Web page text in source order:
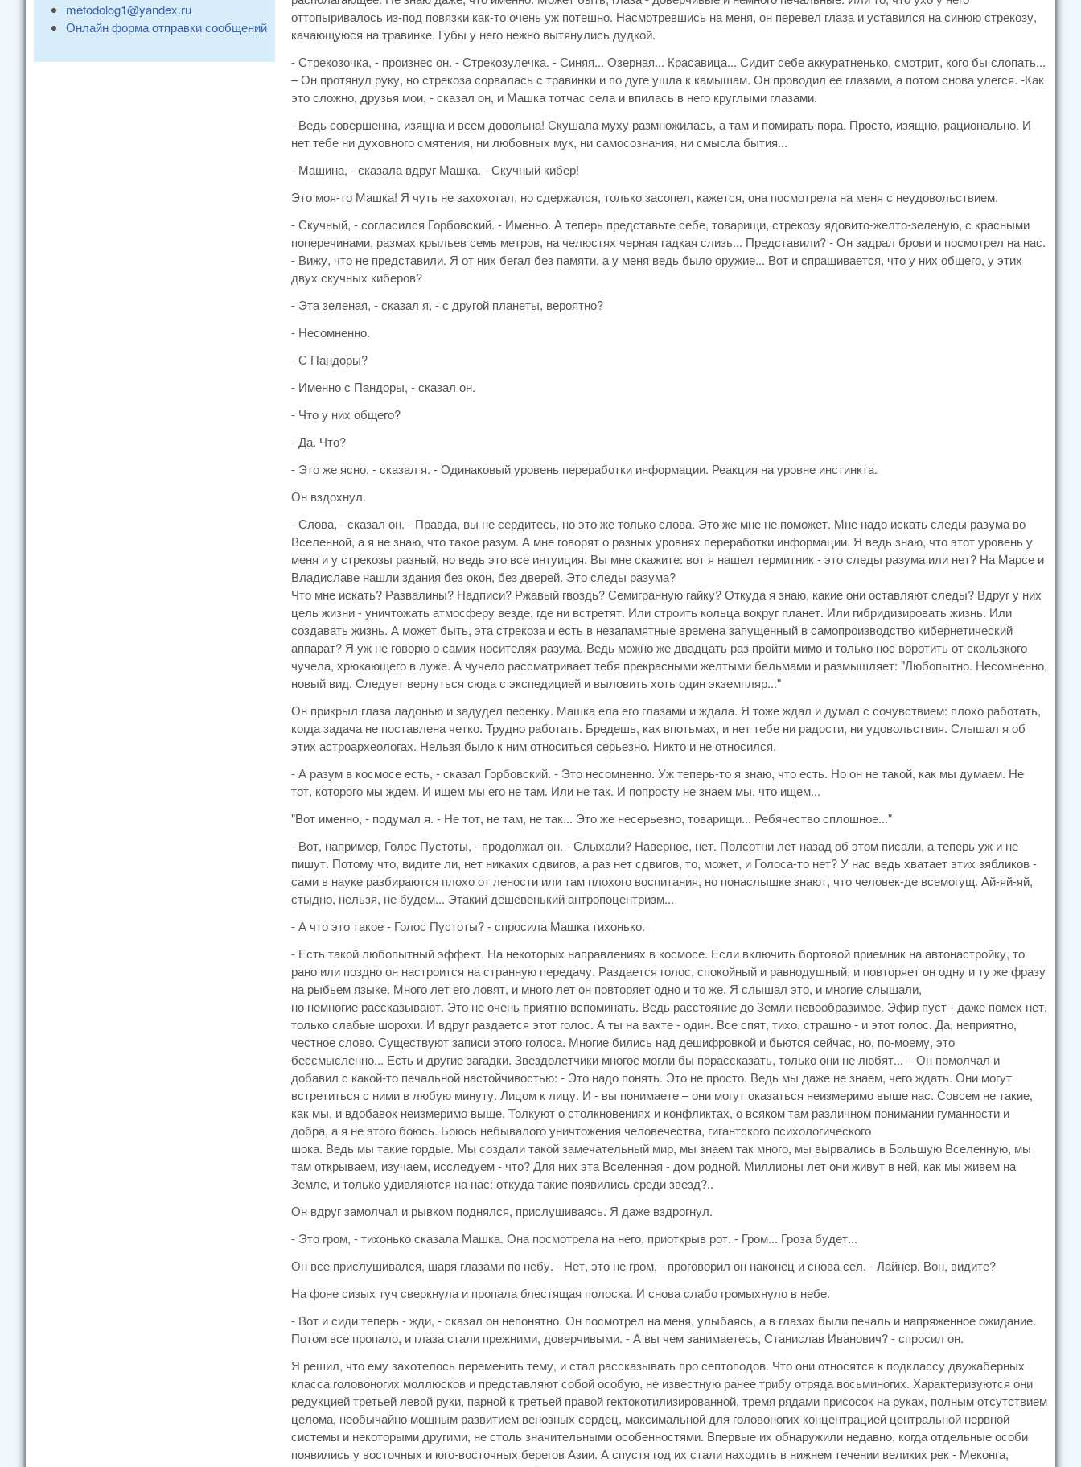
оттопыривалось из-под повязки как-то очень уж потешно. Насмотревшись на меня, он перевел глаза и уставился на синюю стрекозу,
качающуюся на травинке. Губы у него нежно вытянулись дудкой.
- Стрекозочка, - произнес он. - Стрекозулечка. - Синяя... Озерная... Красавица... Сидит себе аккуратненько, смотрит, кого бы слопать...
– Он протянул руку, но стрекоза сорвалась с травинки и по дуге ушла к камышам. Он проводил ее глазами, а потом снова улегся. -Как
это сложно, друзья мои, - сказал он, и Машка тотчас села и впилась в него круглыми глазами.
- Ведь совершенна, изящна и всем довольна! Скушала муху размножилась, а там и помирать пора. Просто, изящно, рационально. И
нет тебе ни духовного смятения, ни любовных мук, ни самосознания, ни смысла бытия...
- Машина, - сказала вдруг Машка. - Скучный кибер!
Это моя-то Машка! Я чуть не захохотал, но сдержался, только засопел, кажется, она посмотрела на меня с неудовольствием.
- Скучный, - согласился Горбовский. - Именно. А теперь представьте себе, товарищи, стрекозу ядовито-желто-зеленую, с красными
поперечинами, размах крыльев семь метров, на челюстях черная гадкая слизь... Представили? - Он задрал брови и посмотрел на нас.
- Вижу, что не представили. Я от них бегал без памяти, а у меня ведь было оружие... Вот и спрашивается, что у них общего, у этих
двух скучных киберов?
- Эта зеленая, - сказал я, - с другой планеты, вероятно?
- Несомненно.
- С Пандоры?
- Именно с Пандоры, - сказал он.
- Что у них общего?
- Да. Что?
- Это же ясно, - сказал я. - Одинаковый уровень переработки информации. Реакция на уровне инстинкта.
Он вздохнул.
- Слова, - сказал он. - Правда, вы не сердитесь, но это же только слова. Это же мне не поможет. Мне надо искать следы разума во
Вселенной, а я не знаю, что такое разум. А мне говорят о разных уровнях переработки информации. Я ведь знаю, что этот уровень у
меня и у стрекозы разный, но ведь это все интуиция. Вы мне скажите: вот я нашел термитник - это следы разума или нет? На Марсе и
Владиславе нашли здания без окон, без дверей. Это следы разума?
Что мне искать? Развалины? Надписи? Ржавый гвоздь? Семигранную гайку? Откуда я знаю, какие они оставляют следы? Вдруг у них
цель жизни - уничтожать атмосферу везде, где ни встретят. Или строить кольца вокруг планет. Или гибридизировать жизнь. Или
создавать жизнь. А может быть, эта стрекоза и есть в незапамятные времена запущенный в самопроизводство кибернетический
аппарат? Я уж не говорю о самих носителях разума. Ведь можно же двадцать раз пройти мимо и только нос воротить от скользкого
чучела, хрюкающего в луже. А чучело рассматривает тебя прекрасными желтыми бельмами и размышляет: "Любопытно. Несомненно,
новый вид. Следует вернуться сюда с экспедицией и выловить хоть один экземпляр..."
Он прикрыл глаза ладонью и задудел песенку. Машка ела его глазами и ждала. Я тоже ждал и думал с сочувствием: плохо работать,
когда задача не поставлена четко. Трудно работать. Бредешь, как впотьмах, и нет тебе ни радости, ни удовольствия. Слышал я об
этих астроархеологах. Нельзя было к ним относиться серьезно. Никто и не относился.
- А разум в космосе есть, - сказал Горбовский. - Это несомненно. Уж теперь-то я знаю, что есть. Но он не такой, как мы думаем. Не
тот, которого мы ждем. И ищем мы его не там. Или не так. И попросту не знаем мы, что ищем...
"Вот именно, - подумал я. - Не тот, не там, не так... Это же несерьезно, товарищи... Ребячество сплошное..."
- Вот, например, Голос Пустоты, - продолжал он. - Слыхали? Наверное, нет. Полсотни лет назад об этом писали, а теперь уж и не
пишут. Потому что, видите ли, нет никаких сдвигов, а раз нет сдвигов, то, может, и Голоса-то нет? У нас ведь хватает этих зябликов -
сами в науке разбираются плохо от лености или там плохого воспитания, но понаслышке знают, что человек-де всемогущ. Ай-яй-яй,
стыдно, нельзя, не будем... Этакий дешевенький антропоцентризм...
- А что это такое - Голос Пустоты? - спросила Машка тихонько.
- Есть такой любопытный эффект. На некоторых направлениях в космосе. Если включить бортовой приемник на автонастройку, то
рано или поздно он настроится на странную передачу. Раздается голос, спокойный и равнодушный, и повторяет он одну и ту же фразу
на рыбьем языке. Много лет его ловят, и много лет он повторяет одно и то же. Я слышал это, и многие слышали,
но немногие рассказывают. Это не очень приятно вспоминать. Ведь расстояние до Земли невообразимое. Эфир пуст - даже помех нет,
только слабые шорохи. И вдруг раздается этот голос. А ты на вахте - один. Все спят, тихо, страшно - и этот голос. Да, неприятно,
честное слово. Существуют записи этого голоса. Многие бились над дешифровкой и бьются сейчас, но, по-моему, это
бессмысленно... Есть и другие загадки. Звездолетчики многое могли бы порассказать, только они не любят... – Он помолчал и
добавил с какой-то печальной настойчивостью: - Это надо понять. Это не просто. Ведь мы даже не знаем, чего ждать. Они могут
встретиться с ними в любую минуту. Лицом к лицу. И - вы понимаете – они могут оказаться неизмеримо выше нас. Совсем не такие,
как мы, и вдобавок неизмеримо выше. Толкуют о столкновениях и конфликтах, о всяком там различном понимании гуманности и
добра, а я не этого боюсь. Боюсь небывалого уничтожения человечества, гигантского психологического
шока. Ведь мы такие гордые. Мы создали такой замечательный мир, мы знаем так много, мы вырвались в Большую Вселенную, мы
там открываем, изучаем, исследуем - что? Для них эта Вселенная - дом родной. Миллионы лет они живут в ней, как мы живем на
Земле, и только удивляются на нас: откуда такие появились среди звезд?..
Он вдруг замолчал и рывком поднялся, прислушиваясь. Я даже вздрогнул.
- Это гром, - тихонько сказала Машка. Она посмотрела на него, приоткрыв рот. - Гром... Гроза будет...
Он все прислушивался, шаря глазами по небу. - Нет, это не гром, - проговорил он наконец и снова сел. - Лайнер. Вон, видите?
На фоне сизых туч сверкнула и пропала блестящая полоска. И снова слабо громыхнуло в небе.
- Вот и сиди теперь - жди, - сказал он непонятно. Он посмотрел на меня, улыбаясь, а в глазах были печаль и напряженное ожидание.
Потом все пропало, и глаза стали прежними, доверчивыми. - А вы чем занимаетесь, Станислав Иванович? - спросил он.
Я решил, что ему захотелось переменить тему, и стал рассказывать про септоподов. Что они относятся к подклассу двужаберных
класса головоногих моллюсков и представляют собой особую, не известную ранее трибу отряда восьминогих. Характеризуются они
редукцией третьей левой руки, парной к третьей правой гектокотилизированной, тремя рядами присосок на руках, полным отсутствием
целома, необычайно мощным развитием венозных сердец, максимальной для головоногих концентрацией центральной нервной
системы и некоторыми другими, не столь значительными особенностями. Впервые их обнаружили недавно, когда отдельные особи
появились у восточных и юго-восточных берегов Азии. А спустя год их стали находить в нижнем течении великих рек - Меконга,
metodolog1@yandex.ru
Онлайн форма отправки сообщений